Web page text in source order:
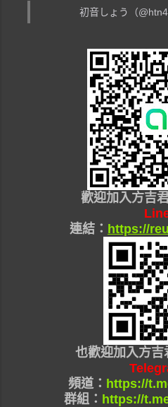
初音しょう（
歡迎加入方吉
連結： https://
也歡迎加入方吉
頻道： https://
群組： https://